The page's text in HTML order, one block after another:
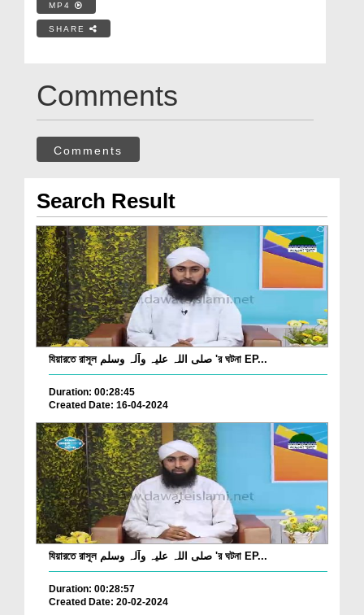
MP4
SHARE
Comments
Comments
Search Result
যিয়ারতে রাসূল صلی اللہ علیہ وآلہ وسلم 'র ঘটনা EP...
Duration: 00:28:45
Created Date: 16-04-2024
যিয়ারতে রাসূল صلی اللہ علیہ وآلہ وسلم 'র ঘটনা EP...
Duration: 00:28:57
Created Date: 20-02-2024